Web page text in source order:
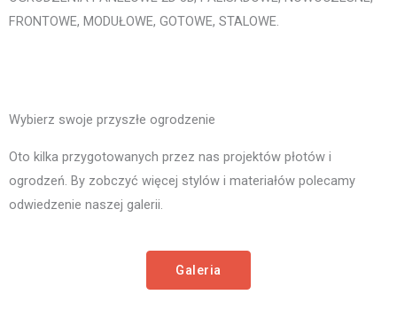
FRONTOWE, MODUŁOWE, GOTOWE, STALOWE.
Wybierz swoje przyszłe ogrodzenie
Oto kilka przygotowanych przez nas projektów płotów i
ogrodzeń. By zobczyć więcej stylów i materiałów polecamy
odwiedzenie naszej galerii.
Galeria